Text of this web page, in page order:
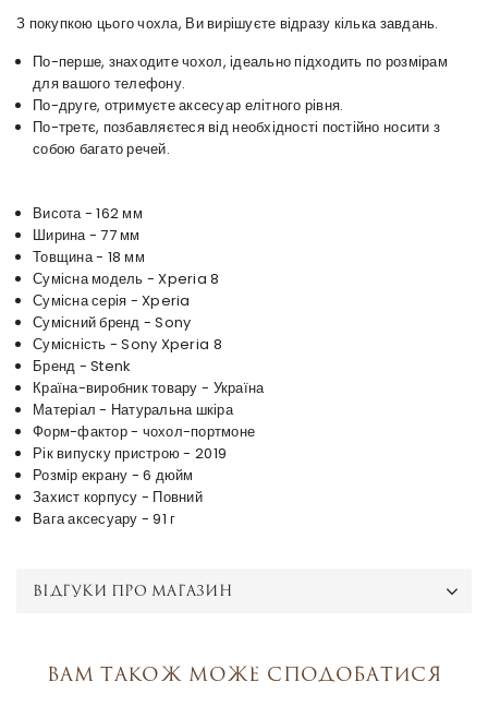
З покупкою цього чохла, Ви вирішуєте відразу кілька завдань.
По-перше, знаходите чохол, ідеально підходить по розмірам
для вашого телефону.
По-друге, отримуєте аксесуар елітного рівня.
По-третє, позбавляєтеся від необхідності постійно носити з
собою багато речей.
Висота - 162 мм
Ширина - 77 мм
Товщина - 18 мм
Сумісна модель - Xperia 8
Сумісна серія - Xperia
Сумісний бренд - Sony
Сумісність - Sony Xperia 8
Бренд - Stenk
Країна-виробник товару - Україна
Матеріал - Натуральна шкіра
Форм-фактор - чохол-портмоне
Рік випуску пристрою - 2019
Розмір екрану - 6 дюйм
Захист корпусу - Повний
Вага аксесуару - 91 г
ВІДГУКИ ПРО МАГАЗИН
Вам також може сподобатися